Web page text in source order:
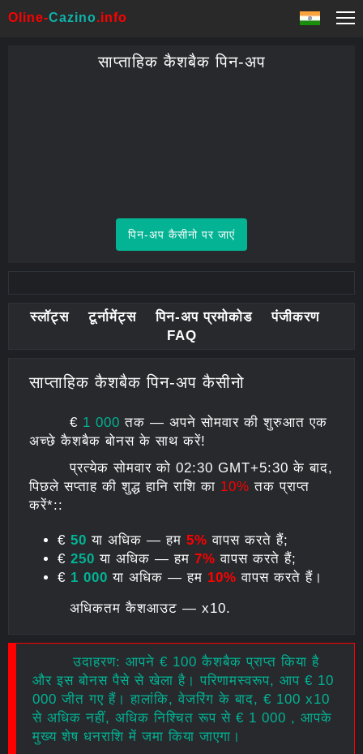
Oline-Cazino.info
साप्ताहिक कैशबैक पिन-अप
पिन-अप कैसीनो पर जाएं
स्लॉट्स टूर्नामेंट्स पिन-अप प्रमोकोड
पंजीकरण
FAQ
साप्ताहिक कैशबैक पिन-अप कैसीनो
€ 1 000 तक — अपने सोमवार की शुरुआत एक
अच्छे कैशबैक बोनस के साथ करें!
प्रत्येक सोमवार को 02:30 GMT+5:30 के बाद,
पिछले सप्ताह की शुद्ध हानि राशि का 10% तक प्राप्त
करें*::
€ 50 या अधिक — हम 5% वापस करते हैं;
€ 250 या अधिक — हम 7% वापस करते हैं;
€ 1 000 या अधिक — हम 10% वापस करते हैं।
अधिकतम कैशआउट — х10.
उदाहरण: आपने € 100 कैशबैक प्राप्त किया है
और इस बोनस पैसे से खेला है। परिणामस्वरूप, आप € 10
000 जीत गए हैं। हालांकि, वेजरिंग के बाद, € 100 х10
से अधिक नहीं, अधिक निश्चित रूप से € 1 000 , आपके
मुख्य शेष धनराशि में जमा किया जाएगा।